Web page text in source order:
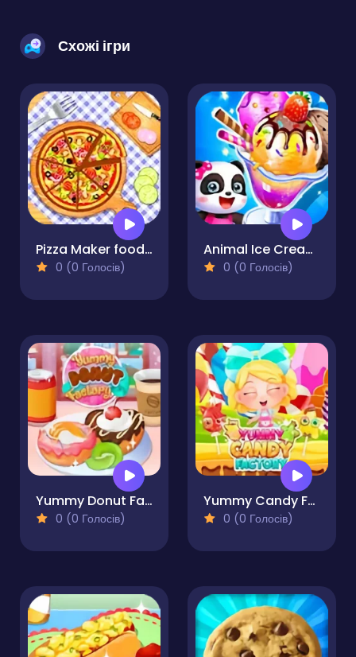
Схожі ігри
Pizza Maker food Cooking Games
0 (0 Голосів)
Animal Ice Cream Shop
0 (0 Голосів)
Yummy Donut Factory
0 (0 Голосів)
Yummy Candy Factory
0 (0 Голосів)